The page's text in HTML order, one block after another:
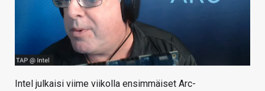
Intel julkaisi viime viikolla ensimmäiset Arc-